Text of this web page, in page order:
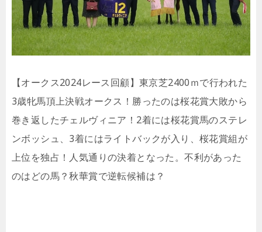
【オークス2024レース回顧】東京芝2400ｍで行われた
3歳牝馬頂上決戦オークス！勝ったのは桜花賞大敗から
巻き返したチェルヴィニア！2着には桜花賞馬のステレ
ンボッシュ、3着にはライトバックが入り、桜花賞組が
上位を独占！人気通りの決着となった。不利があった
のはどの馬？秋華賞で逆転候補は？